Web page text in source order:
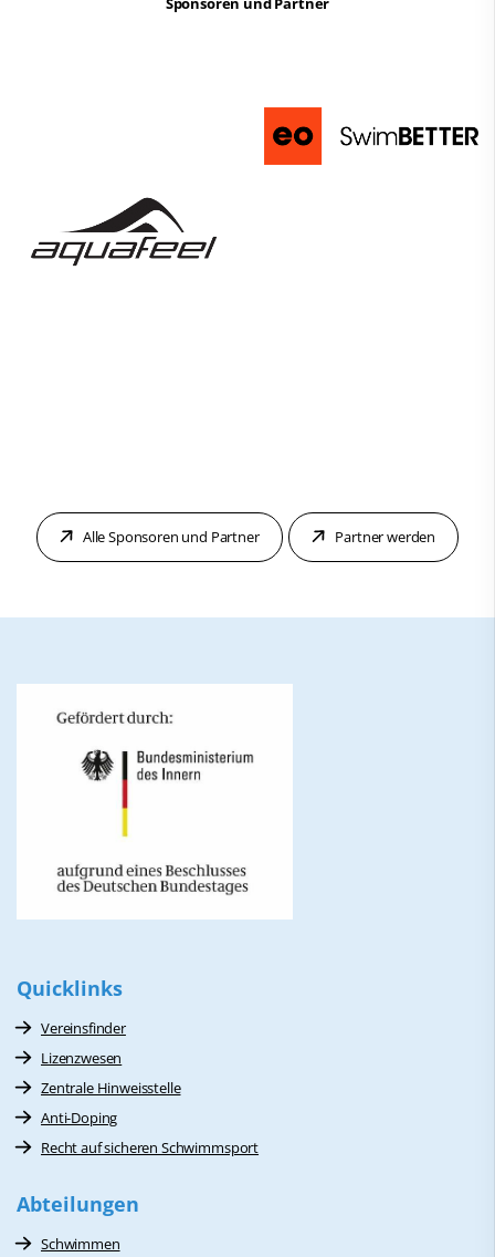
Alle Sponsoren und Partner Partner werden
Quicklinks
Vereinsfinder
Lizenzwesen
Zentrale Hinweisstelle
Anti-Doping
Recht auf sicheren Schwimmsport
Abteilungen
Schwimmen